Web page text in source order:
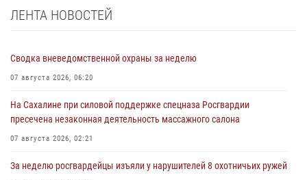
ЛЕНТА НОВОСТЕЙ
Сводка вневедомственной охраны за неделю
07 августа 2026, 06:20
На Сахалине при силовой поддержке спецназа Росгвардии
пресечена незаконная деятельность массажного салона
07 августа 2026, 02:21
За неделю росгвардейцы изъяли у нарушителей 8 охотничьих ружей